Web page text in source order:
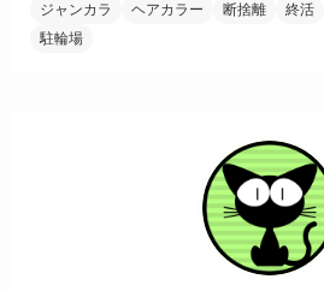
ジャンカラ ヘアカラー 断捨離 終活
駐輪場